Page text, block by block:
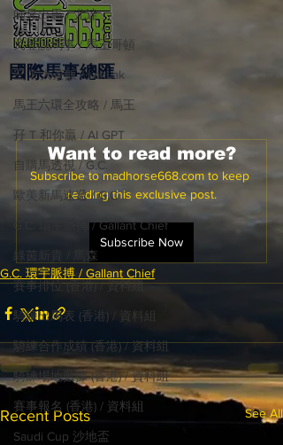
國際​馬事總匯
師兄出馬 / 尤達
戈登說馬事 / 馬王哥頓
三 T 大茶飯 / LakLak
馬王六環全攻略 / 馬王
孖 T 和你贏 / AI GPT
自購馬透視 / G.C.
歐美新馬速遞 / G.C
G.C. 環宇脈搏 / Gallant Chief
綠茵新貴 / 馬森
賽事排位 (香港) / 資料組
騎練出馬表 (香港) / 資料組
騎練合作成績 (香港) / 資料組
騎練場地數據 (香港) / 資料組
賽事報名 (香港) / 資料組
Saudi Cup 沙地盃
Want to read more?
Subscribe to madhorse668.com to keep
reading this exclusive post.
Subscribe Now
G.C. 環宇脈搏 / Gallant Chief
Recent Posts See All